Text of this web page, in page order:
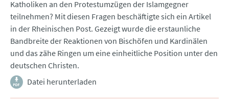
Katholiken an den Protestumzügen der Islamgegner
teilnehmen? Mit diesen Fragen beschäftigte sich ein Artikel
in der Rheinischen Post. Gezeigt wurde die erstaunliche
Bandbreite der Reaktionen von Bischöfen und Kardinälen
und das zähe Ringen um eine einheitliche Position unter den
deutschen Christen.
Datei herunterladen